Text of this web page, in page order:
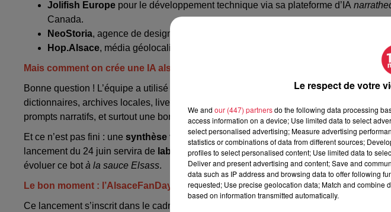
Jolifish Europe pour le développement technique via sa plateforme d’IA
Canada.
NeoStoria, agence de design narratif, qui a enrichi la base de données avec les
Hop.Alsace, média géolocalisé, qui fait rayonner les initiatives alsaciennes aux
Mais comment on crée une IA alsacienne ?
Bonne question ! L’équipe a utilisé un
modèle IA nourri manuellementavec un corpus
dictionnaires, archives locales, lives, reportages,… Bref, un entraînement sur-mesure.
prompts narratifs, et surtout une bonne dose de passion.
Et ce n’est pas fini : une synthèse vocale avec accent alsacienest déjà en
lancement du 24 juin servira de laboratoire interactif: chaque utilisateur pourra tester,
évoluer ce botà la sauce Elsass.
Le bon moment : l’AlsaceFanDay 2025 comme rampe de lancement
Ce lancement s’inscrit dans le cadre de l’
Le respect de votre
We and our (447) partnersdo the following data processing
access information on a device; Use limited data to select
select personalised advertising; Measure advertising
statistics or combinations of data from different sources;
profiles to select personalised content; Use limited data to
Deliver and present advertising and content; Save and
data such as IP address and browsing data to offer following
requested; Use precise geolocation data; Match and combine
based on information transmitted automatically.